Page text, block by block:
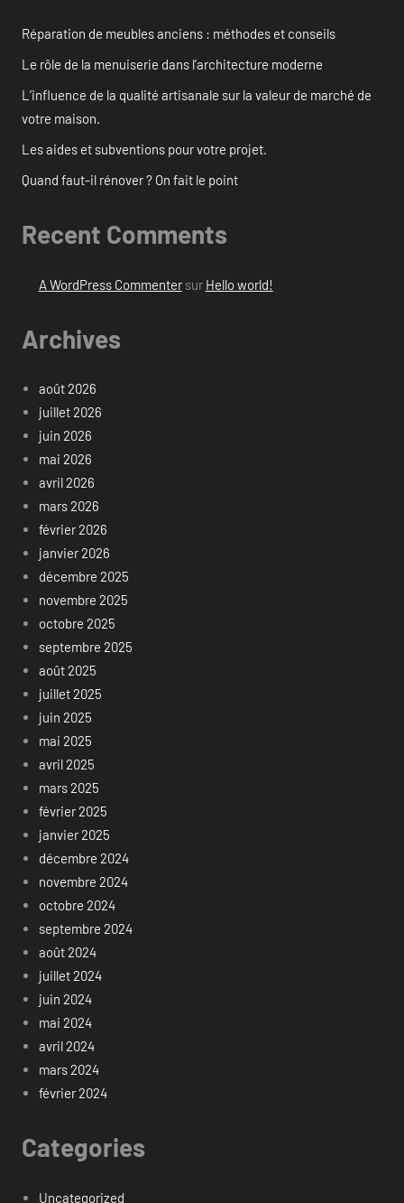
Réparation de meubles anciens : méthodes et conseils
Le rôle de la menuiserie dans l’architecture moderne
L’influence de la qualité artisanale sur la valeur de marché de
votre maison.
Les aides et subventions pour votre projet.
Quand faut-il rénover ? On fait le point
Recent Comments
A WordPress Commentersur Hello world!
Archives
août 2026
juillet 2026
juin 2026
mai 2026
avril 2026
mars 2026
février 2026
janvier 2026
décembre 2025
novembre 2025
octobre 2025
septembre 2025
août 2025
juillet 2025
juin 2025
mai 2025
avril 2025
mars 2025
février 2025
janvier 2025
décembre 2024
novembre 2024
octobre 2024
septembre 2024
août 2024
juillet 2024
juin 2024
mai 2024
avril 2024
mars 2024
février 2024
Categories
Uncategorized